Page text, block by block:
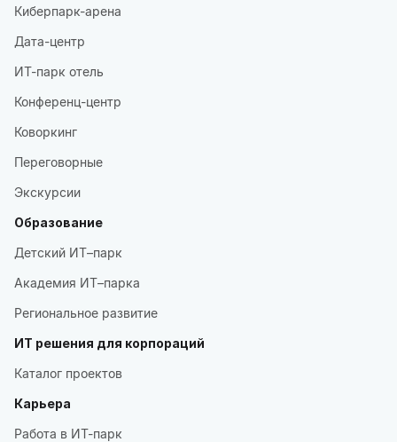
Киберпарк-арена
Дата-центр
ИТ-парк отель
Конференц-центр
Коворкинг
Переговорные
Экскурсии
Образование
Детский ИТ–парк
Академия ИТ–парка
Региональное развитие
ИТ решения для корпораций
Каталог проектов
Карьера
Работа в ИТ-парк